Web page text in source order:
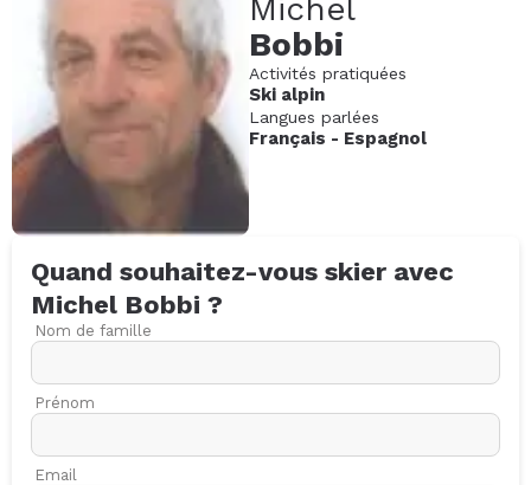
Michel
Bobbi
Activités pratiquées
Ski alpin
Langues parlées
Français - Espagnol
Quand souhaitez-vous skier avec
Michel Bobbi ?
Nom de famille
Prénom
Email